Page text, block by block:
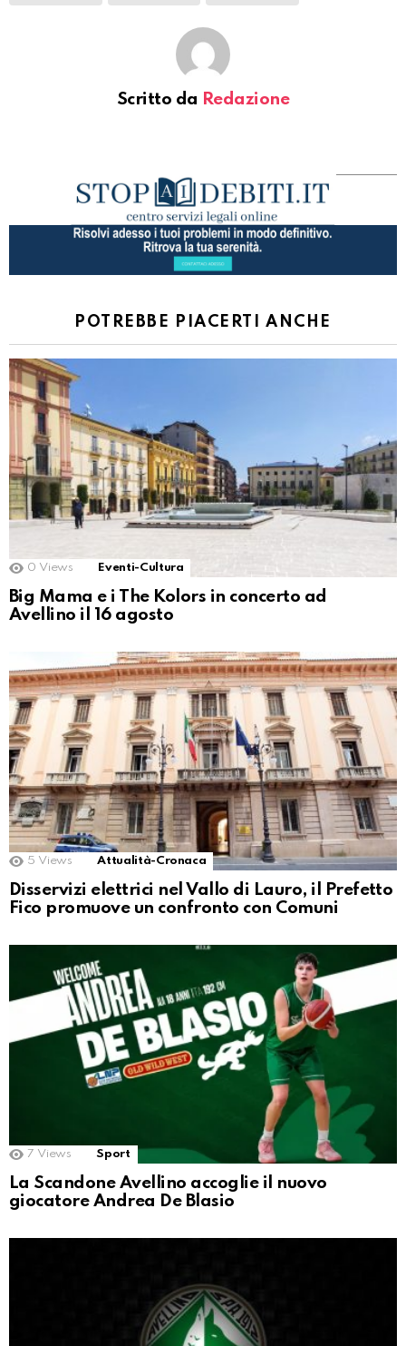
Scritto da Redazione
POTREBBE PIACERTI ANCHE
0 Views Eventi-Cultura
Big Mama e i The Kolors in concerto ad
Avellino il 16 agosto
5 Views Attualità-Cronaca
Disservizi elettrici nel Vallo di Lauro, il Prefetto
Fico promuove un confronto con Comuni
7 Views Sport
La Scandone Avellino accoglie il nuovo
giocatore Andrea De Blasio